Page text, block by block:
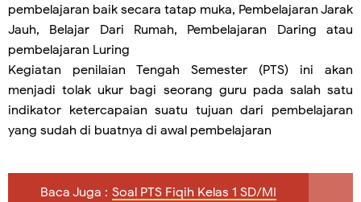
pembelajaran baik secara tatap muka, Pembelajaran Jarak
Jauh, Belajar Dari Rumah, Pembelajaran Daring atau
pembelajaran Luring
Kegiatan penilaian Tengah Semester (PTS) ini akan
menjadi tolak ukur bagi seorang guru pada salah satu
indikator ketercapaian suatu tujuan dari pembelajaran
yang sudah di buatnya di awal pembelajaran
Baca Juga : Soal PTS Fiqih Kelas 1 SD/MI